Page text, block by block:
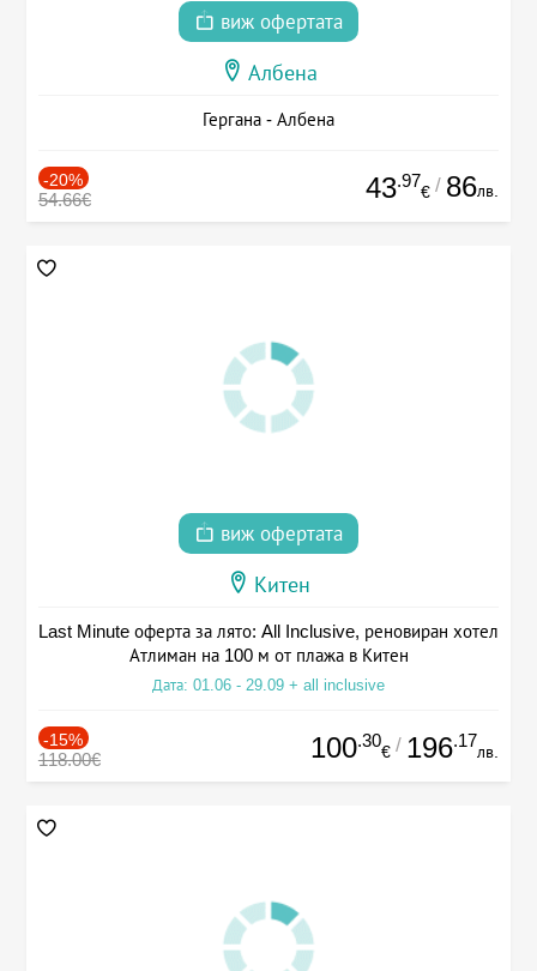
виж офертата
Албена
Гергана - Албена
-20%
54.66€ 43.97
€ / 86лв.
виж офертата
Китен
Last Minute оферта за лято: All Inclusive, реновиран хотел
Атлиман на 100 м от плажа в Китен
Дата: 01.06 - 29.09 + all inclusive
-15%
118.00€ 100.30
€ / 196.17
лв.